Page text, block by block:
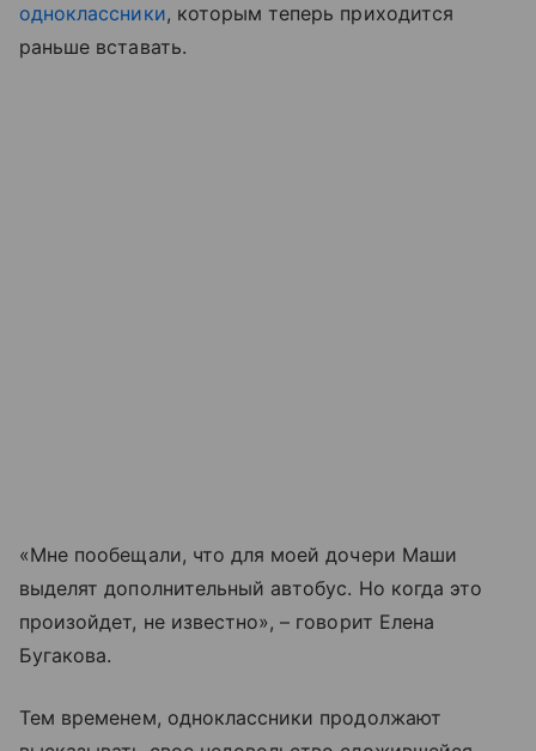
одноклассники, которым теперь приходится
раньше вставать.
«Мне пообещали, что для моей дочери Маши
выделят дополнительный автобус. Но когда это
произойдет, не известно», – говорит Елена
Бугакова.
Тем временем, одноклассники продолжают